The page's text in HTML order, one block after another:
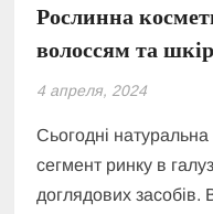
Рослинна
волоссям та
4 апреля, 2024
Сьогодні
сегмент ринку в
доглядових засобів.